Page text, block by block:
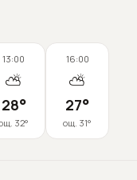
13:00
⛅
28°
32°
16:00
⛅
27°
ощ. 31°